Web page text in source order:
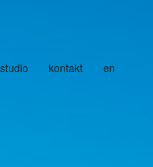
studio kontakt en